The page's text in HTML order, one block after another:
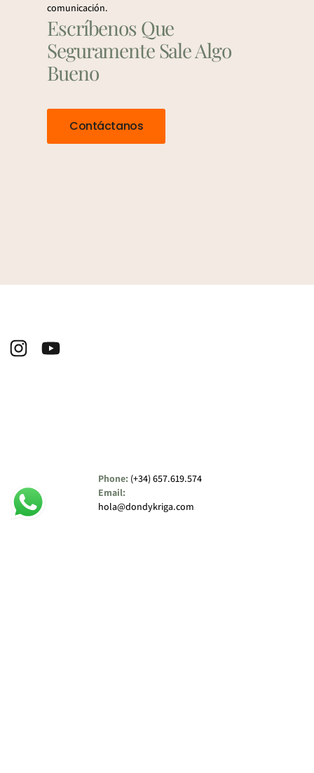
comunicación.
Escríbenos Que
Seguramente Sale Algo
Bueno
Contáctanos
Phone: (+34) 657.619.574
Email:
hola@dondykriga.com